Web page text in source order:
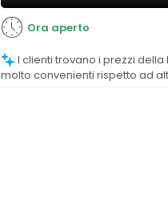
Ora aperto
I clienti trovano i prezzi della benzina
molto convenienti rispetto ad